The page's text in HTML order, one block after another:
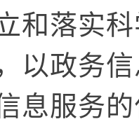
和落实
以政务
息服务